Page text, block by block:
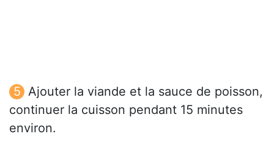
Ajouter la viande et la sauce de poisson,
continuer la cuisson pendant 15 minutes
environ.